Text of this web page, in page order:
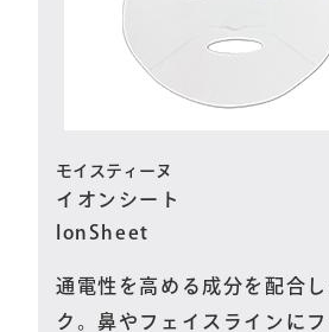
モイスティーヌ
イオンシート
IonSheet
通電性を高める成分を配合
ク。鼻やフェイスラインに